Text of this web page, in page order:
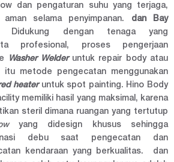
dan pengaturan suhu yang terjaga,
selama penyimpanan. dan Bay
Didukung dengan tenaga yang
profesional, proses pengerjaan
Washer Welder untuk repair body atau
itu metode pengecatan menggunakan
heateruntuk spot painting. Hino Body
memiliki hasil yang maksimal, karena
steril dimana ruangan yang tertutup
yang didesign khusus sehingga
debu saat pengecatan dan
kendaraan yang berkualitas. dan